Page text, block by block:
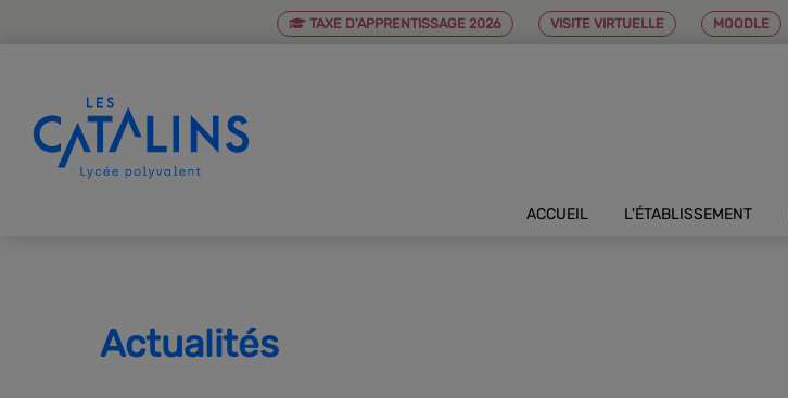
TAXE D'APPRENTISSAGE 2026 VISITE VIRTUELLE MOODLE
ACCUEIL L'ÉTABLISSEMENT
Actualités